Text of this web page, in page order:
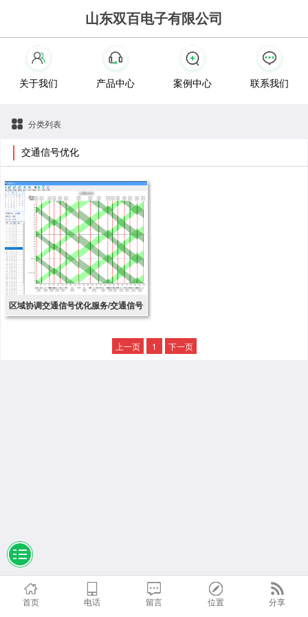
山东双百电子有限公司
关于我们 产品中心 案例中心 联系我们
分类列表
交通信号优化
区域协调交通信号优化服务/交通信号
上一页 1 下一页
首页 电话 留言 位置 分享